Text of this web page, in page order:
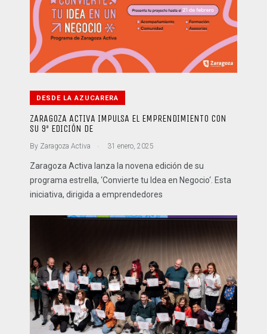
DESDE LA AZUCARERA
ZARAGOZA ACTIVA IMPULSA EL EMPRENDIMIENTO CON
SU 9ª EDICIÓN DE
By Zaragoza Activa . 31 enero, 2025
Zaragoza Activa lanza la novena edición de su
programa estrella, ‘Convierte tu Idea en Negocio‘. Esta
iniciativa, dirigida a emprendedores